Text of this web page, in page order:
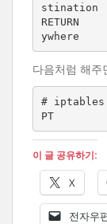
ywhere
다음처럼 해주
# iptables
PT
이 글 공유하기:
X
전자우